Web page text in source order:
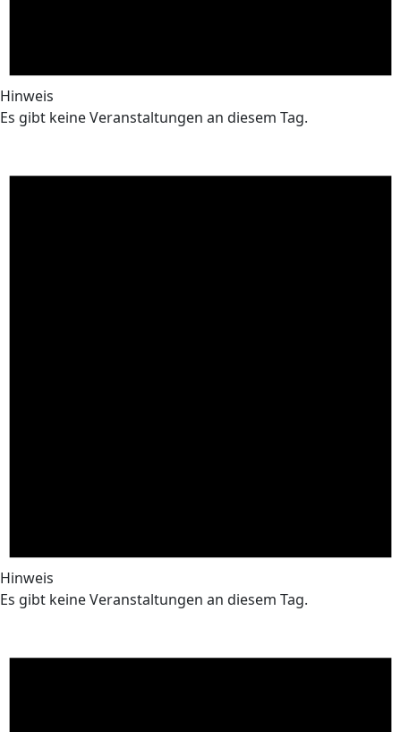
Hinweis
Es gibt keine Veranstaltungen an diesem Tag.
Hinweis
Es gibt keine Veranstaltungen an diesem Tag.